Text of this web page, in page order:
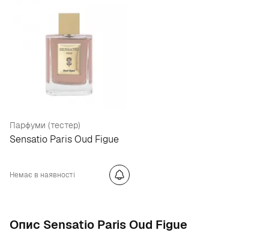
Парфуми (тестер)
Sensatio Paris Oud Figue
Немає в наявності
Опис Sensatio Paris Oud Figue